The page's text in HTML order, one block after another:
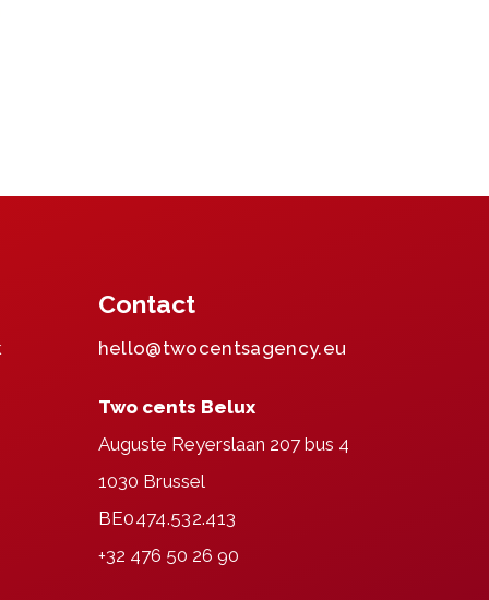
Contact
hello@twocentsagency.eu
Two cents Belux
Auguste Reyerslaan 207 bus 4
1030 Brussel
BE0474.532.413
+32 476 50 26 90